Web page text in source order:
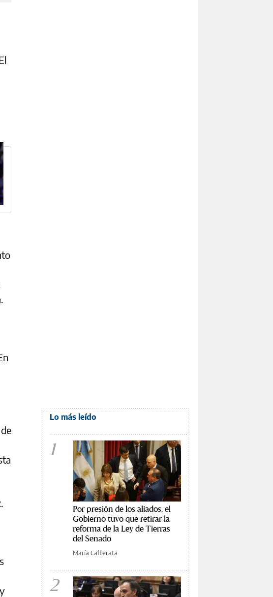
Lo más leído
1
Por presión de los aliados, el
Gobierno tuvo que retirar la
reforma de la Ley de Tierras
del Senado
María Cafferata
2